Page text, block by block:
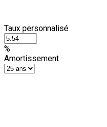
Taux personnalisé
%
Amortissement